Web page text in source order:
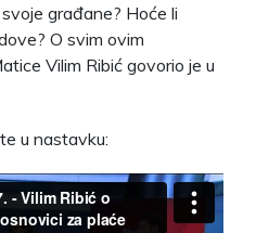
građane? Hoće li
O svim ovim
Vilim Ribić govorio je u
u nastavku: